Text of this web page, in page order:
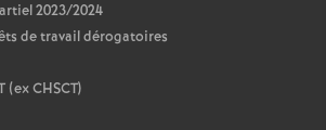
2023/2024
de travail dérogatoires
(ex CHSCT)